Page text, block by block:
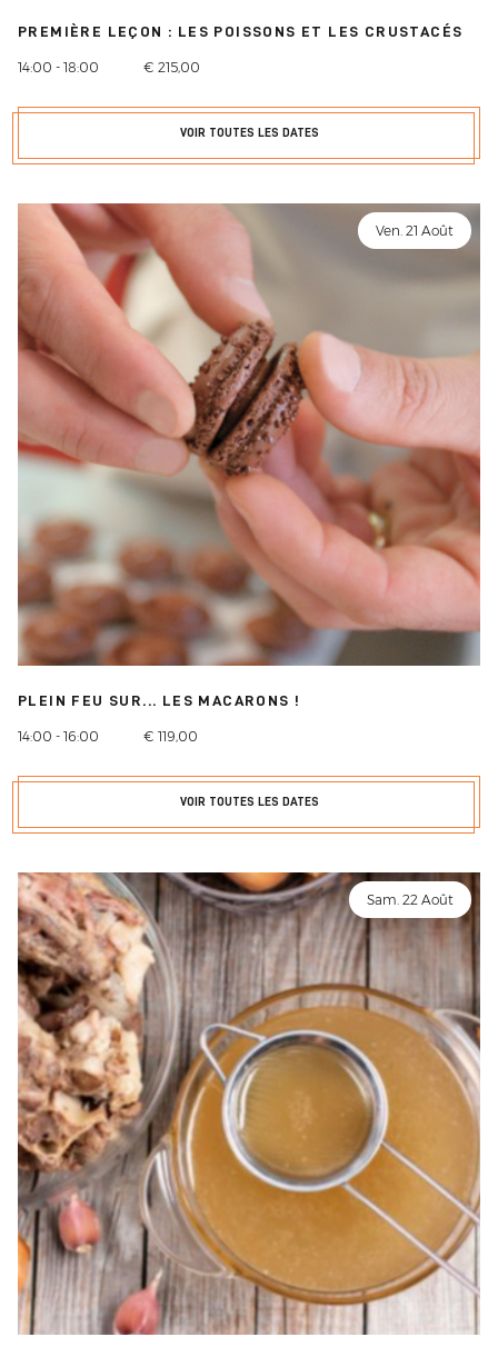
PREMIÈRE LEÇON : LES POISSONS ET LES CRUSTACÉS
14:00 - 18:00 € 215,00
VOIR TOUTES LES DATES
Ven. 21 Août
PLEIN FEU SUR... LES MACARONS !
14:00 - 16:00 € 119,00
VOIR TOUTES LES DATES
Sam. 22 Août